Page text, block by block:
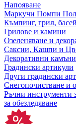
Напояване
Маркучи Помпи
Къмпинг, грил,
Грилове и камини
Озеленяване и
Саксии, Кашпи и
Декоративни камъни
Градински артикули
Други градински
Снегопочистване и
Ръчни инструменти
за обезледяване